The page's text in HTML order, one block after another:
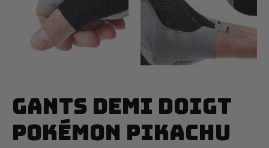
Gants Demi Doigt
Pokémon Pikachu